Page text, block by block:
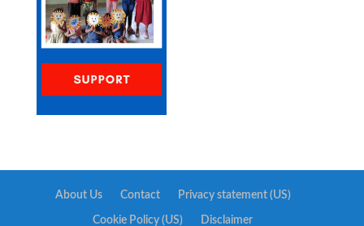
About Us Contact Privacy statement (US)
Cookie Policy (US) Disclaimer